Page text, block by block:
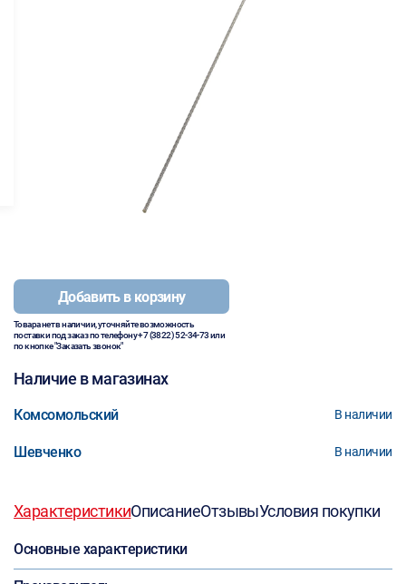
Добавить в корзину
Товара нет в наличии, уточняйте возможность
поставки под заказ по телефону+7 (3822) 52-34-73или
по кнопке "Заказать звонок"
Наличие в магазинах
Комсомольский В наличии
Шевченко В наличии
ХарактеристикиОписаниеОтзывыУсловия покупки
Основные характеристики